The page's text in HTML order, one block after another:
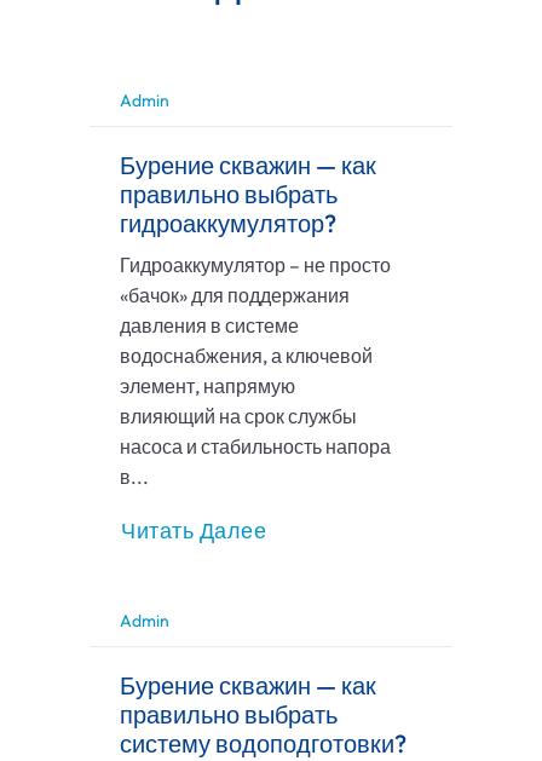
Admin
Бурение скважин — как
правильно выбрать
гидроаккумулятор?
Гидроаккумулятор – не просто
«бачок» для поддержания
давления в системе
водоснабжения, а ключевой
элемент, напрямую
влияющий на срок службы
насоса и стабильность напора
в...
Читать Далее
Admin
Бурение скважин — как
правильно выбрать
систему водоподготовки?